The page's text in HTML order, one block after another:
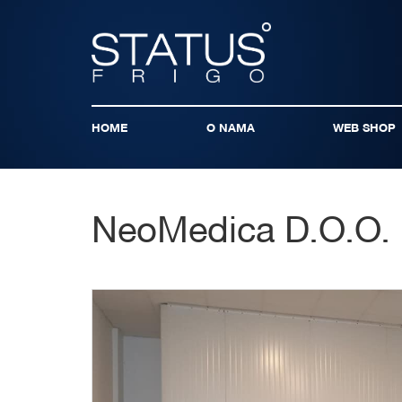
HOME O NAMA WEB SHOP
NeoMedica D.O.O.